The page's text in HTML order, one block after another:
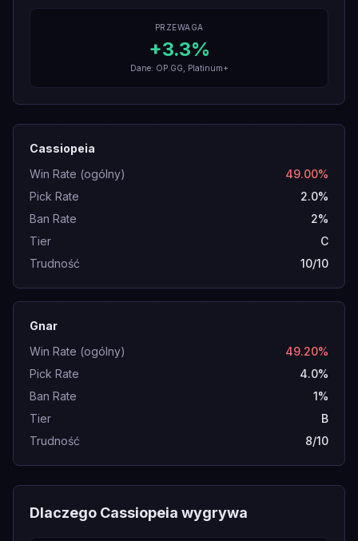
PRZEWAGA
+3.3%
Dane: OP.GG, Platinum+
Cassiopeia
Win Rate (ogólny)
49.00%
Pick Rate
2.0%
Ban Rate
2%
Tier
C
Trudność
10/10
Gnar
Win Rate (ogólny)
49.20%
Pick Rate
4.0%
Ban Rate
1%
Tier
B
Trudność
8/10
Dlaczego Cassiopeia wygrywa